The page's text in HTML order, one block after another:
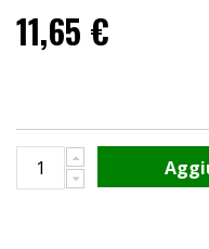
11,65 €